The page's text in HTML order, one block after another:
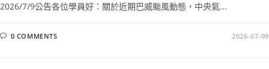
2026/7/9公告各位學員好：關於近期巴威颱風動態，中央氣...
0 COMMENTS 2026-07-09